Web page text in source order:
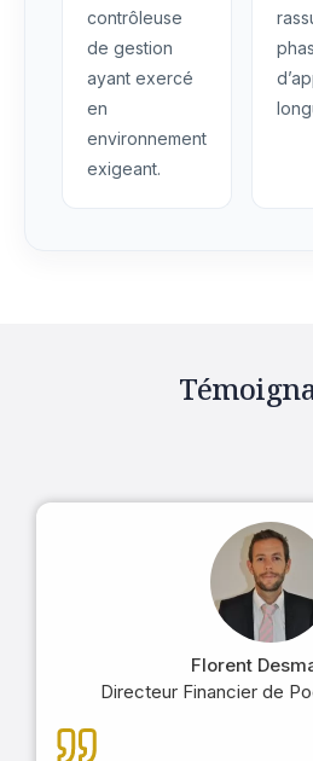
contrôleuse
de gestion
ayant exercé
en
environnement
exigeant.
Florent
Directeur Financier de